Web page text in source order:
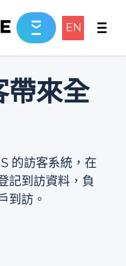
EN
帶來全
的訪客系統，在
記到訪資料，負
到訪。